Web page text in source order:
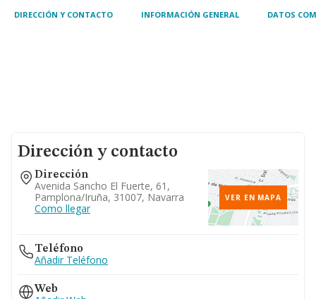
DIRECCIÓN Y CONTACTO INFORMACIÓN GENERAL DATOS
Dirección y contacto
Dirección
Avenida Sancho El Fuerte, 61,
Pamplona/iruña, 31007, Navarra
Como llegar
VER EN MAPA
Teléfono
Añadir Teléfono
Web